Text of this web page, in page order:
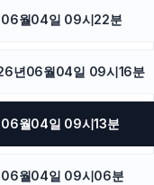
대안학교
06월04일 09시22분
년06월04일 09시16분
06월04일 09시13분
06월04일 09시06분